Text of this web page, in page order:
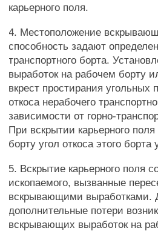
карьерного поля.
4. Местоположение
способность задают
транспортного борта.
выработок на рабочем борту
вкрест простирания угольных
откоса нерабочего
зависимости от горно-
При вскрытии карьерного
борту угол откоса этого
5. Вскрытие карьерного поля
ископаемого, вызванные
вскрывающими выработками.
дополнительные потери
вскрывающих выработок на